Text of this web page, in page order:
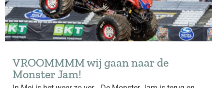
VROOMMMM wij gaan naar de
Monster Jam!